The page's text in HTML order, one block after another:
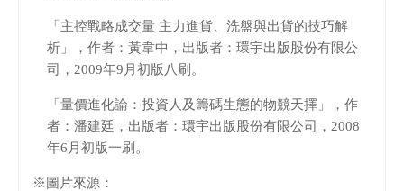
「主控戰略成交量 主力進貨、洗盤與出貨的技巧解
析」，作者：黃韋中，出版者：環宇出版股份有限公
司， 2009年9 月初版八刷。
「量價進化論：投資人及籌碼生態的物競天擇」，作
者：潘建廷，出版者：環宇出版股份有限公司， 2008
年6 月初版一刷。
※圖片來源：